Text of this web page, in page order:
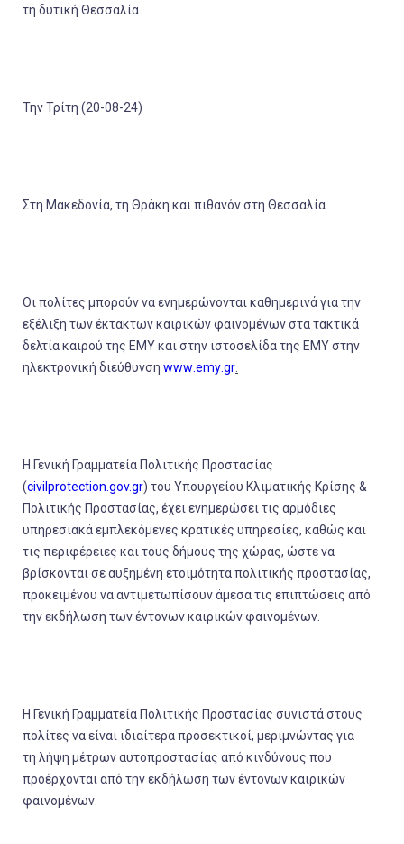
τη δυτική Θεσσαλία
Την Τρίτη (20-08-24)
Στη Μακεδονία, τη Θράκη και πιθανόν στη Θεσσαλία
Οι πολίτες μπορούν να ενημερώνονται καθημερινά για την
εξέλιξη των έκτακτων καιρικών φαινομένων στα τακτικά
δελτία καιρού της ΕΜΥ και στην ιστοσελίδα της ΕΜΥ στην
ηλεκτρονική διεύθυνση www emygr
Η Γενική Γραμματεία Πολιτικής Προστασίας
(civilprotection.gov.gr) του Υπουργείου Κλιματικής Κρίσης &
Πολιτικής Προστασίας, έχει ενημερώσει τις αρμόδιες
υπηρεσιακά εμπλεκόμενες κρατικές υπηρεσίες, καθώς και
τις περιφέρειες και τους δήμους της χώρας, ώστε να
βρίσκονται σεαυξημένη ετοιμότητα πολιτικής προστασίας,
προκειμένου να αντιμετωπίσουν άμεσα τις επιπτώσεις από
την εκδήλωση των έντονων καιρικών φαινομένων
Η Γενική Γραμματεία Πολιτικής Προστασίας συνιστά στους
πολίτες να είναι ιδιαίτερα προσεκτικοί, μεριμνώντας για
τη λήψη μέτρων αυτοπροστασίας από κινδύνους που
προέρχονται από την εκδήλωση των έντονων καιρικών
φαινομένων.